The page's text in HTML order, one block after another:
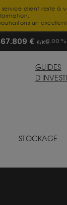
client reste
un
€ €/KG0.00 %
GUIDES
STOCKAGE